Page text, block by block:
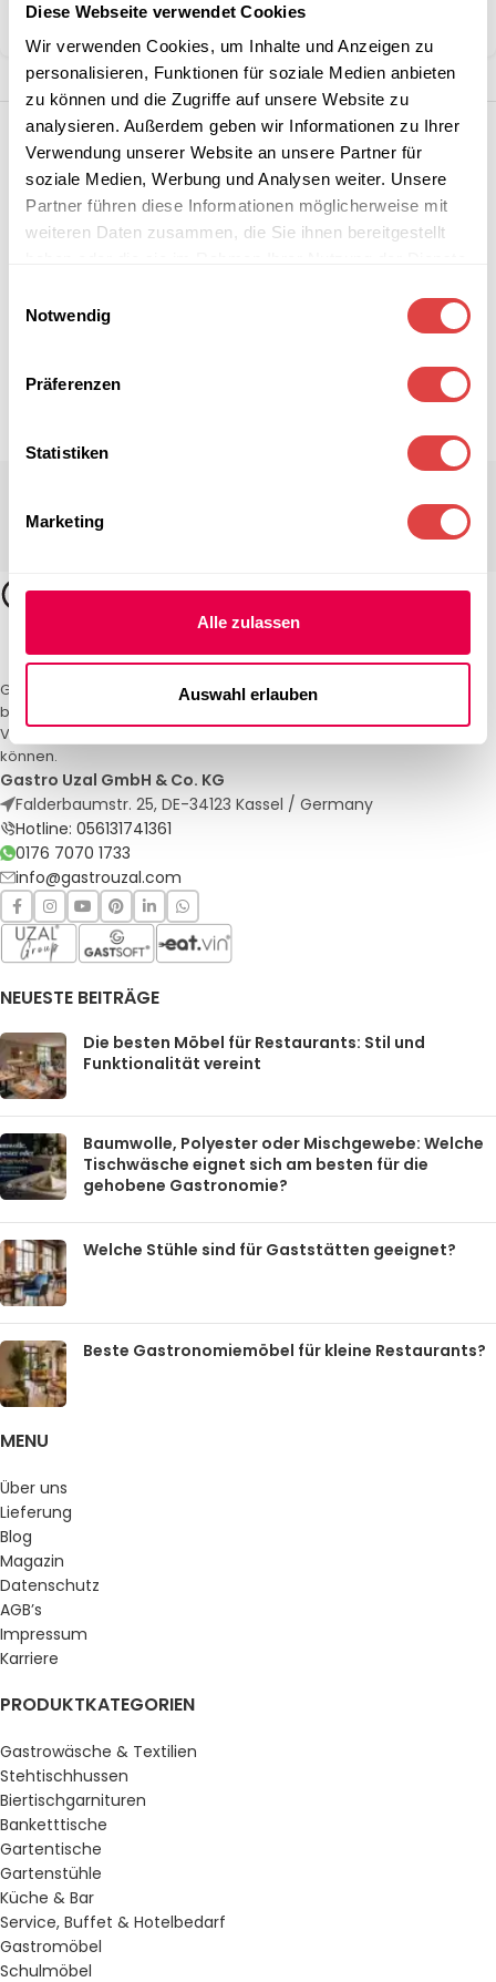
Diese Webseite verwendet Cookies
Wir verwenden Cookies, um Inhalte und Anzeigen zu
personalisieren, Funktionen für soziale Medien anbieten
zu können und die Zugriffe auf unsere Website zu
analysieren. Außerdem geben wir Informationen zu Ihrer
Verwendung unserer Website an unsere Partner für
soziale Medien, Werbung und Analysen weiter. Unsere
Partner führen diese Informationen möglicherweise mit
weiteren Daten zusammen, die Sie ihnen bereitgestellt
Notwendig
Präferenzen
Statistiken
Marketing
Alle zulassen
Auswahl erlauben
Teilen:
Gastro Uzal – Ihr Spezialist für Gastronomiemöbel und -textilien. Wir
bieten maßgeschneiderte Lösungen für Restaurants, Hotels und
Veranstaltungen. Qualität und Service, auf die Sie sich verlassen
können.
Gastro Uzal GmbH & Co. KG
Falderbaumstr. 25, DE-34123 Kassel / Germany
Hotline: 056131741361
0176 7070 1733
info@gastrouzal.com
NEUESTE BEITRÄGE
Die besten Möbel für Restaurants: Stil und
Funktionalität vereint
Baumwolle, Polyester oder Mischgewebe: Welche
Tischwäsche eignet sich am besten für die
gehobene Gastronomie?
Welche Stühle sind für Gaststätten geeignet?
Beste Gastronomiemöbel für kleine Restaurants?
MENU
Über uns
Lieferung
Blog
Magazin
Datenschutz
AGB’s
Impressum
Karriere
PRODUKTKATEGORIEN
Gastrowäsche & Textilien
Stehtischhussen
Biertischgarnituren
Banketttische
Gartentische
Gartenstühle
Küche & Bar
Service, Buffet & Hotelbedarf
Gastromöbel
Schulmöbel